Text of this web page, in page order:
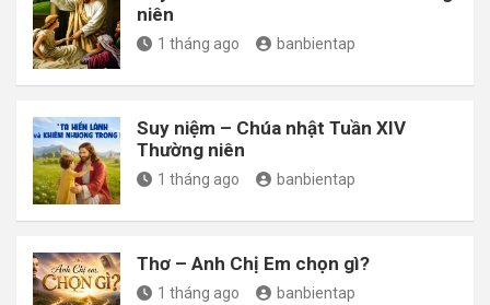
niên
1 tháng ago banbientap
Suy niệm – Chúa nhật Tuần XIV
Thường niên
1 tháng ago banbientap
Thơ – Anh Chị Em chọn gì?
1 tháng ago banbientap